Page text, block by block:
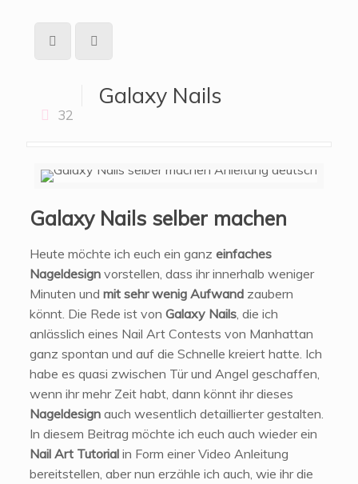
32
Galaxy Nails
Galaxy Nails selber machen
Heute möchte ich euch ein ganz einfaches
Nageldesignvorstellen, dass ihr innerhalb weniger
Minuten und mit sehr wenig Aufwandzaubern
könnt. Die Rede ist von Galaxy Nails, die ich
anlässlich eines Nail Art Contests von Manhattan
ganz spontan und auf die Schnelle kreiert hatte. Ich
habe es quasi zwischen Tür und Angel geschaffen,
wenn ihr mehr Zeit habt, dann könnt ihr dieses
Nageldesignauch wesentlich detaillierter gestalten.
In diesem Beitrag möchte ich euch auch wieder ein
Nail Art Tutorialin Form einer Video Anleitung
bereitstellen, aber nun erzähle ich auch, wie ihr die